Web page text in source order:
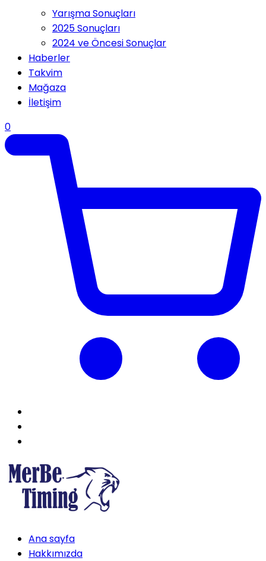
Yarışma Sonuçları
2025 Sonuçları
2024 ve Öncesi Sonuçlar
Haberler
Takvim
Mağaza
İletişim
0
Ana sayfa
Hakkımızda